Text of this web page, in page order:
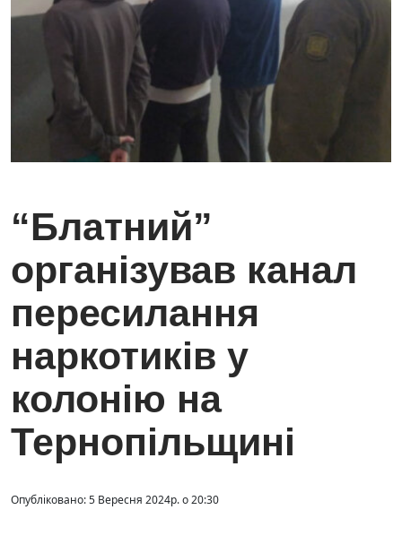
“Блатний”
організував канал
пересилання
наркотиків у
колонію на
Тернопільщині
Опубліковано: 5 Вересня 2024р. о 20:30